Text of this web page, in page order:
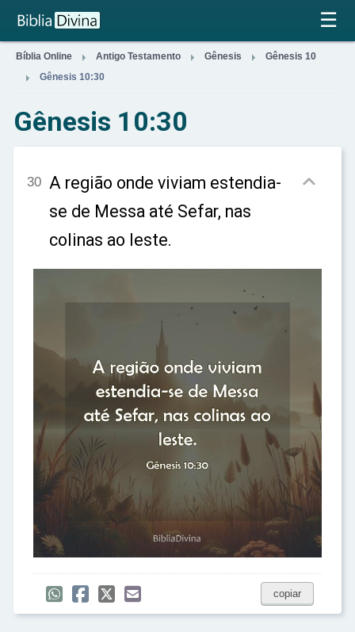
×
☰
Bíblia Online  Antigo Testamento  Gênesis  Gênesis 10
 Gênesis 10:30
Gênesis 10:30
30 A região onde viviam estendia-
se de Messa até Sefar, nas
colinas ao leste.

copiar